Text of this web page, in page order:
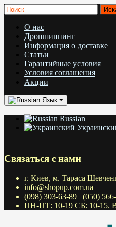
О нас
Дропшиппинг
Информация о доставке
Статьи
Гарантийные условия
Условия соглашения
Акции
Язык
Russian
Связаться с нами
г. Киев, м. Тараса
info@shopup.com.ua
(098) 303-63-89 | (050)
ПН-ПТ: 10-19 СБ: 10-15.